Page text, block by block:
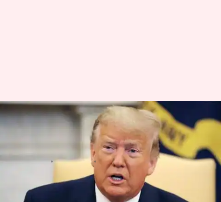
मलेरिया रोधी दवा का निर्यात करे
भारत, ऐसा नहीं करने पर जवाबी
कार्रवाई संभव- ट्रंप
लेखन प्रमोद कुमार Apr 07, 2020 10:44 am
क्या है खबर?